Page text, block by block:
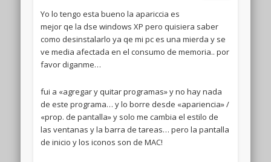
Yo lo tengo esta bueno la apariccia es
mejor qe la dse windows XP pero quisiera saber
como desinstalarlo ya qe mi pc es una mierda y se
ve media afectada en el consumo de memoria.. por
favor diganme…
fui a «agregar y quitar programas» y no hay nada
de este programa… y lo borre desde «apariencia» /
«prop. de pantalla» y solo me cambia el estilo de
las ventanas y la barra de tareas… pero la pantalla
de inicio y los iconos son de MAC!